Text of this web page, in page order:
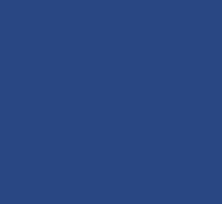
间盘突出 虽然与年龄相关的退行
您可以采取以下方式降低风险并延
性疼痛 如果您长期遭受背痛、颈
不要等到病情加重才就医。请咨询
确的诊断和合适的治疗方案。 如需
中文热线： (+66)84-751-6222